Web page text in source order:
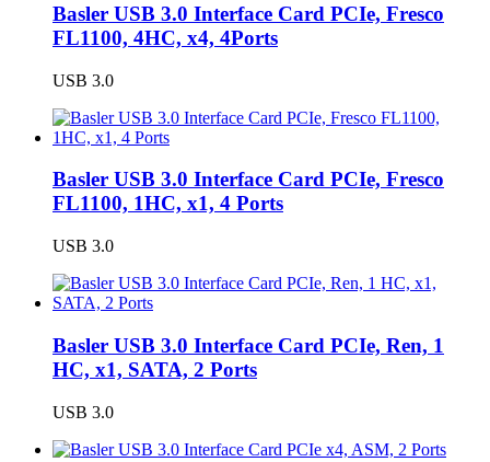
Basler USB 3.0 Interface Card PCIe, Fresco
FL1100, 4HC, x4, 4Ports
USB 3.0
Basler USB 3.0 Interface Card PCIe, Fresco
FL1100, 1HC, x1, 4 Ports
USB 3.0
Basler USB 3.0 Interface Card PCIe, Ren, 1
HC, x1, SATA, 2 Ports
USB 3.0